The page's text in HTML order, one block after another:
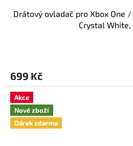
Drátový ovladač pro Xbox One
Crystal White,
699 Kč
Akce
Nové zboží
Dárek zdarma